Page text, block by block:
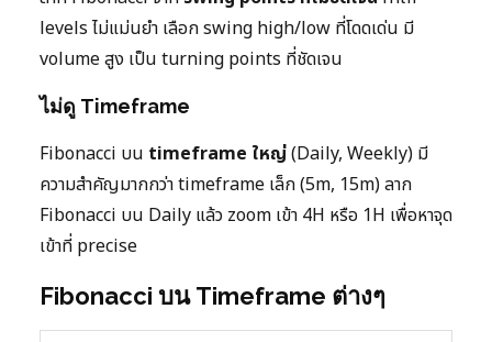
levels ไม่แม่นยำ เลือก swing high/low ที่โดดเด่น มี
volume สูง เป็น turning points ที่ชัดเจน
ไม่ดู Timeframe
Fibonacci บน timeframe ใหญ่(Daily, Weekly) มี
ความสำคัญมากกว่า timeframe เล็ก (5m, 15m) ลาก
Fibonacci บน Daily แล้ว zoom เข้า 4H หรือ 1H เพื่อหาจุด
เข้าที่ precise
Fibonacci บน Timeframe ต่างๆ